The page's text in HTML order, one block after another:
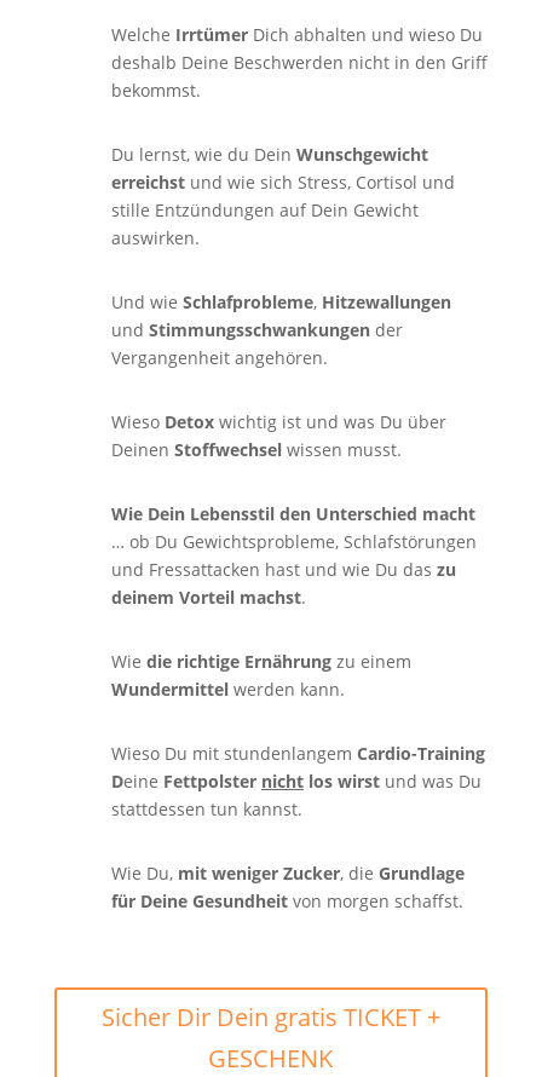
Welche IrrtümerDich abhalten und wieso Du
deshalb Deine Beschwerden nicht in den Griff
bekommst.
Du lernst, wie du Dein Wunschgewicht
erreichstund wie sich Stress, Cortisol und
stille Entzündungen auf Dein Gewicht
auswirken.
Und wie Schlafprobleme, Hitzewallungen
und Stimmungsschwankungender
Vergangenheit angehören.
Wieso Detoxwichtig ist und was Du über
Deinen Stoffwechselwissen musst.
Wie Dein Lebensstil den Unterschied macht
… ob Du Gewichtsprobleme, Schlafstörungen
und Fressattacken hast und wie Du das zu
deinem Vorteil machst.
Wie die richtige Ernährungzu einem
Wundermittelwerden kann.
Wieso Du mit stundenlangem Cardio-Training
Deine Fettpolster nichtlos wirst und was Du
stattdessen tun kannst.
Wie Du, mit weniger Zucker, die Grundlage
für Deine Gesundheitvon morgen schaffst.
Sicher Dir Dein gratis TICKET +
GESCHENK